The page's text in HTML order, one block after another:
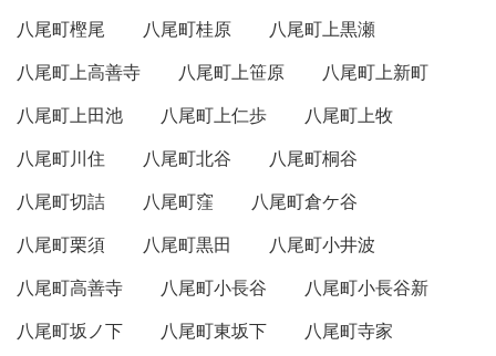
八尾町樫尾
八尾町桂原
八尾町上黒瀬
八尾町上高善寺
八尾町上笹原
八尾町上新町
八尾町上田池
八尾町上仁歩
八尾町上牧
八尾町川住
八尾町北谷
八尾町桐谷
八尾町切詰
八尾町窪
八尾町倉ケ谷
八尾町栗須
八尾町黒田
八尾町小井波
八尾町高善寺
八尾町小長谷
八尾町小長谷新
八尾町坂ノ下
八尾町東坂下
八尾町寺家